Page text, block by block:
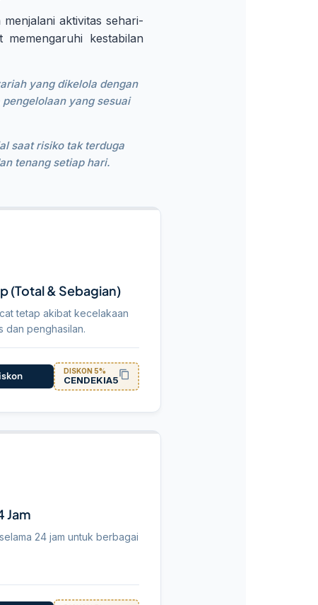
aktivitas sehari-
kestabilan
yang dikelola dengan
yang sesuai
saat risiko tak terduga
tenang setiap hari.
(Total & Sebagian)
tetap akibat kecelakaan
dan penghasilan.
DISKON 5%
CENDEKIA5
Jam
24 jam untuk berbagai